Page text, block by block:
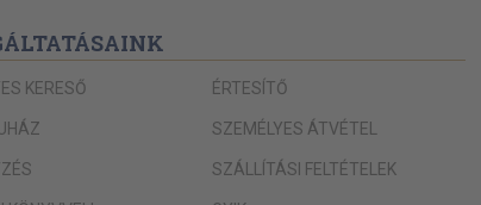
KERESŐ ÉRTESÍTŐ
SZEMÉLYES ÁTVÉTEL
SZÁLLÍTÁSI FELTÉTELEK